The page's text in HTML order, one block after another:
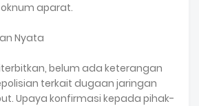
aparat.
Nyata
belum ada keterangan
terkait dugaan jaringan
Upaya konfirmasi kepada pihak-